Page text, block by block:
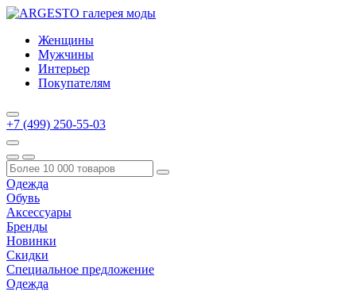
Женщины
Мужчины
Интерьер
Покупателям
+7 (499) 250-55-03
Одежда
Обувь
Аксессуары
Бренды
Новинки
Скидки
Специальное предложение
Одежда